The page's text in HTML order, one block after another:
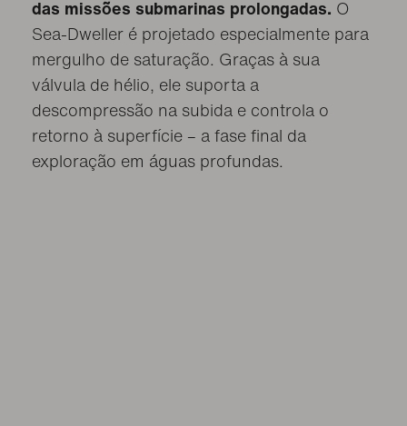
das missões submarinas prolongadas. O
Sea-Dweller é projetado especialmente para
mergulho de saturação. Graças à sua
válvula de hélio, ele suporta a
descompressão na subida e controla o
retorno à superfície – a fase final da
exploração em águas profundas.